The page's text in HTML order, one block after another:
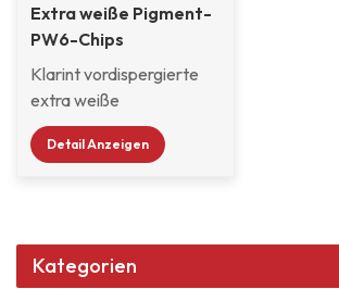
Extra weiße Pigment-
PW6-Chips
Klarint vordispergierte
extra weiße
Pigmentchips PW6
werden häufig
Produktlack, Holzlack,
Nagellack und Glaslack
Detail Anzeigen
Kategorien